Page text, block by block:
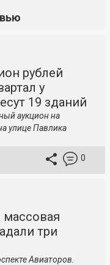
рублей
у
19 зданий
аукцион на
улице Павлика
0
три
Авиаторов.